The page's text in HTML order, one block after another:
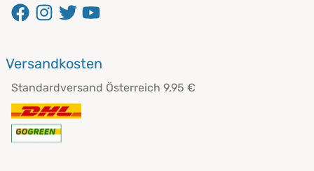
öffnet in neuem Fenster
öffnet in neuem Fenster
öffnet in neuem Fenster
Versandkosten
Standardversand Österreich 9,95 €